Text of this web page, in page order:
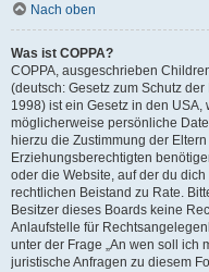
Nach oben
Was ist COPPA?
COPPA, ausgeschrieben
(deutsch: Gesetz zum Schutz
1998) ist ein Gesetz in den
möglicherweise persönliche
hierzu die Zustimmung der
Erziehungsberechtigten
oder die Website, auf der du
rechtlichen Beistand zu Rate.
Besitzer dieses Boards keine
Anlaufstelle für
unter der Frage „An wen soll ich
juristische Anfragen zu diesem